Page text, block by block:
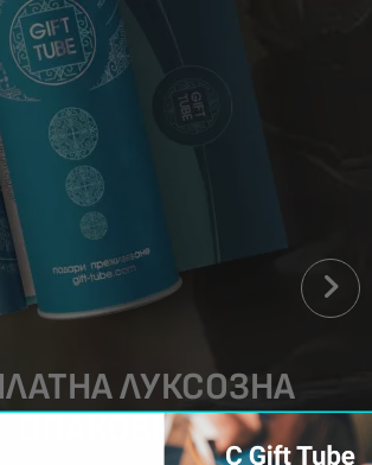
ЛУКСОЗНА
ОПАКОВКА